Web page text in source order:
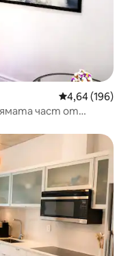
Средна
4,64 (196)
част от